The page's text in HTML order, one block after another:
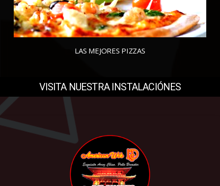
LAS MEJORES PIZZAS
VISITA NUESTRA INSTALACIÓNES